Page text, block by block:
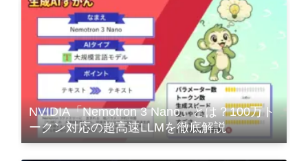
NVIDIA「Nemotron 3 Nano」とは？100万ト
ークン対応の超高速LLMを徹底解説